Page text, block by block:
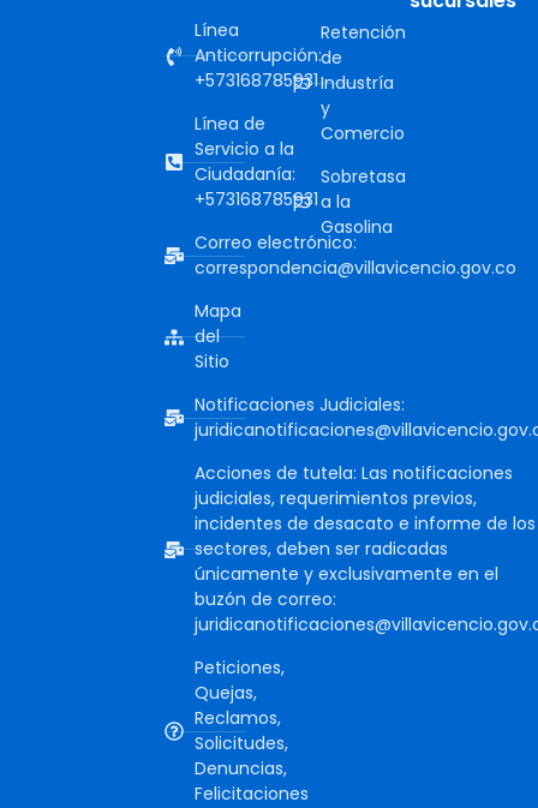
Línea
Anticorrupción:
+573168785931
Línea de
Servicio a la
Ciudadanía:
+573168785931
Correo electrónico:
correspondencia@villavicencio.gov.co
Mapa
del
Sitio
Notificaciones Judiciales:
Acciones de tutela: Las notificaciones
judiciales, requerimientos previos,
incidentes de desacato e informe de los
sectores, deben ser radicadas
únicamente y exclusivamente en el
buzón de correo:
Peticiones,
Quejas,
Reclamos,
Solicitudes,
Denuncias,
Felicitaciones
Retención
de
Industría
y
Comercio
Sobretasa
a la
Gasolina